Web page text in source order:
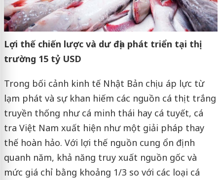
Lợi thế chiến lược và dư địa phát triển tại thị
trường 15 tỷ USD
Trong bối cảnh kinh tế Nhật Bản chịu áp lực từ
lạm phát và sự khan hiếm các nguồn cá thịt trắng
truyền thống như cá minh thái hay cá tuyết, cá
tra Việt Nam xuất hiện như một giải pháp thay
thế hoàn hảo. Với lợi thế nguồn cung ổn định
quanh năm, khả năng truy xuất nguồn gốc và
mức giá chỉ bằng khoảng 1/3 so với các loại cá